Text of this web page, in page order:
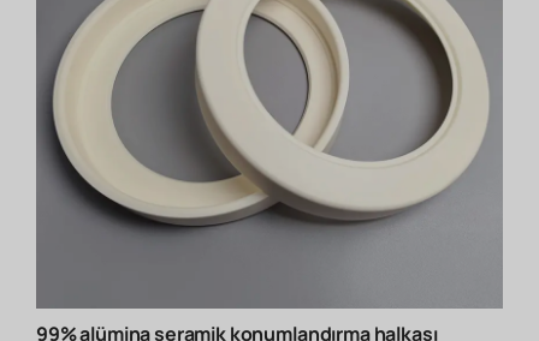
99% alümina seramik konumlandırma halkası